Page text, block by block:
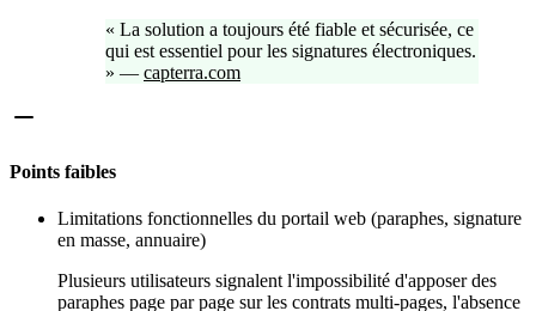
« La solution a toujours été fiable et sécurisée, ce
qui est essentiel pour les signatures électroniques.
» — capterra.com
Points faibles
Limitations fonctionnelles du portail web (paraphes, signature
en masse, annuaire)
Plusieurs utilisateurs signalent l'impossibilité d'apposer des
paraphes page par page sur les contrats multi-pages, l'absence